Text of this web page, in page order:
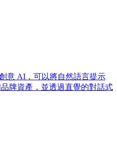
意 AI，可以將自然語言提示
牌資產，並透過直覺的對話式